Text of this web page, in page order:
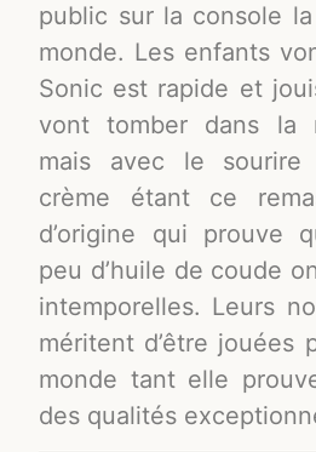
public sur la console
monde. Les enfants
Sonic est rapide et
vont tomber dans la
mais avec le
crème étant ce
d’origine qui prouve
peu d’huile de coude
intemporelles. Leurs
méritent d’être jouées
monde tant elle
des qualités